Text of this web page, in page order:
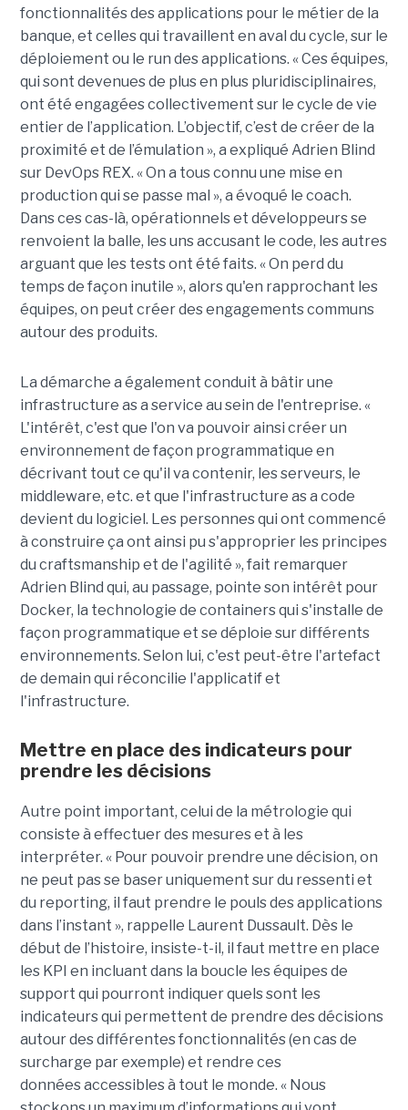
fonctionnalités des applications pour le métier de la
banque, et celles qui travaillent en aval du cycle, sur le
déploiement ou le run des applications. « Ces équipes,
qui sont devenues de plus en plus pluridisciplinaires,
ont été engagées collectivement sur le cycle de vie
entier de l’application. L’objectif, c’est de créer de la
proximité et de l’émulation », a expliqué Adrien Blind
sur DevOps REX. « On a tous connu une mise en
production qui se passe mal », a évoqué le coach.
Dans ces cas-là, opérationnels et développeurs se
renvoient la balle, les uns accusant le code, les autres
arguant que les tests ont été faits. « On perd du
temps de façon inutile », alors qu'en rapprochant les
équipes, on peut créer des engagements communs
autour des produits.
La démarche a également conduit à bâtir une
infrastructure as a service au sein de l'entreprise. «
L'intérêt, c'est que l'on va pouvoir ainsi créer un
environnement de façon programmatique en
décrivant tout ce qu'il va contenir, les serveurs, le
middleware, etc. et que l'infrastructure as a code
devient du logiciel. Les personnes qui ont commencé
à construire ça ont ainsi pu s'approprier les principes
du craftsmanship et de l'agilité », fait remarquer
Adrien Blind qui, au passage, pointe son intérêt pour
Docker, la technologie de containers qui s'installe de
façon programmatique et se déploie sur différents
environnements. Selon lui, c'est peut-être l'artefact
de demain qui réconcilie l'applicatif et
l'infrastructure.
Mettre en place des indicateurs pour
prendre les décisions
Autre point important, celui de la métrologie qui
consiste à effectuer des mesures et à les
interpréter. « Pour pouvoir prendre une décision, on
ne peut pas se baser uniquement sur du ressenti et
du reporting, il faut prendre le pouls des applications
dans l’instant », rappelle Laurent Dussault. Dès le
début de l’histoire, insiste-t-il, il faut mettre en place
les KPI en incluant dans la boucle les équipes de
support qui pourront indiquer quels sont les
indicateurs qui permettent de prendre des décisions
autour des différentes fonctionnalités (en cas de
surcharge par exemple) et rendre ces
données accessibles à tout le monde. « Nous